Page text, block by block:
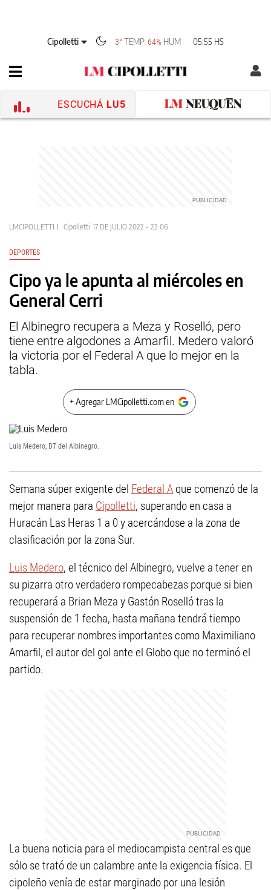
Cipolletti 3° TEMP 64% HUM 05:55 HS
ESCUCHÁ LU5
LMCIPOLLETTI Cipolletti 17 DE JULIO 2022 - 22:06
DEPORTES
Cipo ya le apunta al miércoles en
General Cerri
El Albinegro recupera a Meza y Roselló, pero
tiene entre algodones a Amarfil. Medero valoró
la victoria por el Federal A que lo mejor en la
tabla.
+ Agregar LMCipolletti.com en
Luis Medero, DT del Albinegro.
Semana súper exigente del Federal A que comenzó de la
mejor manera para Cipolletti, superando en casa a
Huracán Las Heras 1 a 0 y acercándose a la zona de
clasificación por la zona Sur.
Luis Medero, el técnico del Albinegro, vuelve a tener en
su pizarra otro verdadero rompecabezas porque si bien
recuperará a Brian Meza y Gastón Roselló tras la
suspensión de 1 fecha, hasta mañana tendrá tiempo
para recuperar nombres importantes como Maximiliano
Amarfil, el autor del gol ante el Globo que no terminó el
partido.
La buena noticia para el mediocampista central es que
sólo se trató de un calambre ante la exigencia física. El
cipoleño venía de estar marginado por una lesión